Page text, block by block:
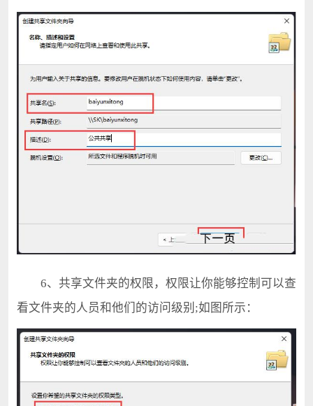
6、共享文件夹的权限，权限让你能够控制可以查
看文件夹的人员和他们的访问级别;如图所示：